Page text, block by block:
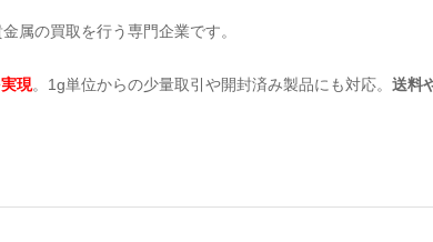
属の買取を行う専門企業です。
現。1g単位からの少量取引や開封済み製品にも対応。 送料